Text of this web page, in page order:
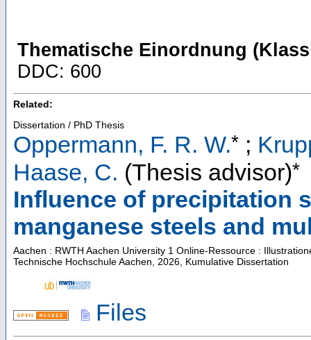
Thematische Einordnung
DDC: 600
Related:
Dissertation / PhD Thesis
Oppermann, F. R. W.* ;
Haase, C. (Thesis advisor)*
Influence of precipitation
manganese steels and
Aachen : RWTH Aachen University 1 Online-Ressource :
Technische Hochschule Aachen, 2026, Kumulative Dissertation
Files